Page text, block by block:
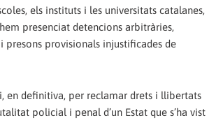
els instituts i les universitats catalanes,
presenciat detencions arbitràries,
presons provisionals injustificades de
en definitiva, per reclamar drets i llibertats
policial i penal d’un Estat que s’ha vist